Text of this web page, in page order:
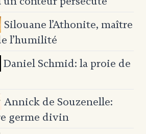
Silouane l’Athonite, maître
l’humilité
Daniel Schmid: la proie de
Annick de Souzenelle:
germe divin